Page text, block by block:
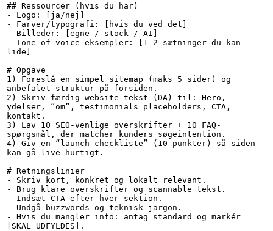
## Ressourcer (hvis du har)
- Logo: [ja/nej]
- Farver/typografi: [hvis du ved det]
- Billeder: [egne / stock / AI]
- Tone-of-voice eksempler: [1-2 sætninger du kan
lide]
# Opgave
1) Foreslå en simpel sitemap (maks 5 sider) og
anbefalet struktur på forsiden.
2) Skriv færdig website-tekst (DA) til: Hero,
ydelser, “om”, testimonials placeholders, CTA,
kontakt.
3) Lav 10 SEO-venlige overskrifter + 10 FAQ-
spørgsmål, der matcher kunders søgeintention.
4) Giv en “launch checkliste” (10 punkter) så siden
kan gå live hurtigt.
# Retningslinier
- Skriv kort, konkret og lokalt relevant.
- Brug klare overskrifter og scannable tekst.
- Indsæt CTA efter hver sektion.
- Undgå buzzwords og teknisk jargon.
- Hvis du mangler info: antag standard og markér
[SKAL UDFYLDES].